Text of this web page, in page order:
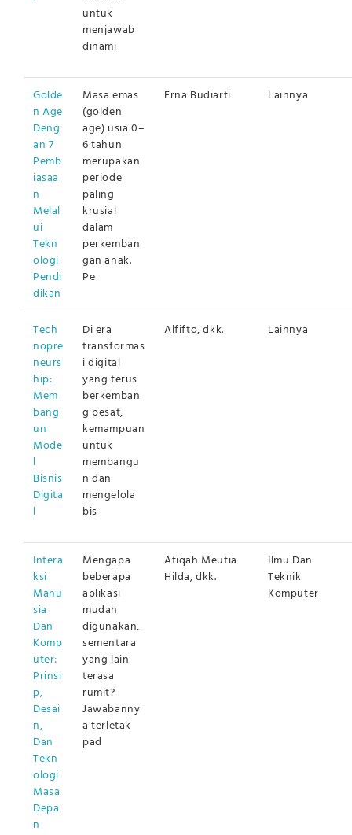
untuk
menjawab
dinami
Golde
n Age
Deng
an 7
Pemb
iasaa
n
Melal
ui
Tekn
ologi
Pendi
dikan
Masa emas
(golden
age) usia 0–
6 tahun
merupakan
periode
paling
krusial
dalam
perkemban
gan anak.
Pe
Erna Budiarti Lainnya
Tech
nopre
neurs
hip:
Mem
bang
un
Mode
l
Bisnis
Digita
l
Di era
transformas
i digital
yang terus
berkemban
g pesat,
kemampuan
untuk
membangu
n dan
mengelola
bis
Alfifto, dkk. Lainnya
Intera
ksi
Manu
sia
Dan
Komp
uter:
Prinsi
p,
Desai
n,
Dan
Tekn
ologi
Masa
Depa
n
Mengapa
beberapa
aplikasi
mudah
digunakan,
sementara
yang lain
terasa
rumit?
Jawabanny
a terletak
pad
Atiqah Meutia
Hilda, dkk.
Ilmu Dan
Teknik
Komputer